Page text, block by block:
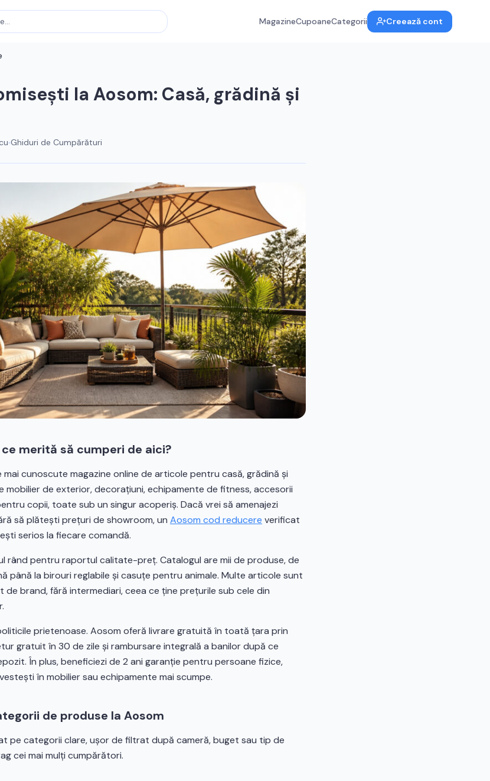
MagazineCupoaneCategorii Creează cont
la Aosom: Casă, grădină și
Ghiduri de Cumpărături
merită să cumperi de aici?
cunoscute magazine online de articole pentru casă, grădină și
mobilier de exterior, decorațiuni, echipamente de fitness, accesorii
copii, toate sub un singur acoperiș. Dacă vrei să amenajezi
să plătești prețuri de showroom, un Aosom cod reducere verificat
serios la fiecare comandă.
rând pentru raportul calitate-preț. Catalogul are mii de produse, de
până la birouri reglabile și casuțe pentru animale. Multe articole sunt
brand, fără intermediari, ceea ce ține prețurile sub cele din
prietenoase. Aosom oferă livrare gratuită în toată țara prin
gratuit în 30 de zile și rambursare integrală a banilor după ce
În plus, beneficiezi de 2 ani garanție pentru persoane fizice,
în mobilier sau echipamente mai scumpe.
de produse la Aosom
pe categorii clare, ușor de filtrat după cameră, buget sau tip de
cei mai mulți cumpărători.